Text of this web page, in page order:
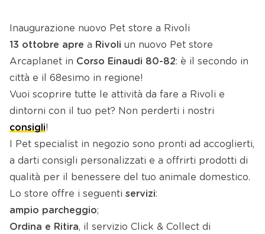
Inaugurazione nuovo Pet store a Rivoli
13 ottobre apre a Rivoli un nuovo Pet store
Arcaplanet in Corso Einaudi 80-82: è il secondo in
città e il 68esimo in regione!
Vuoi scoprire tutte le attività da fare a Rivoli e
dintorni con il tuo pet? Non perderti i nostri
consigli!
I Pet specialist in negozio sono pronti ad accoglierti,
a darti consigli personalizzati e a offrirti prodotti di
qualità per il benessere del tuo animale domestico.
Lo store offre i seguenti servizi:
ampio parcheggio;
Ordina e Ritira, il servizio Click & Collect di